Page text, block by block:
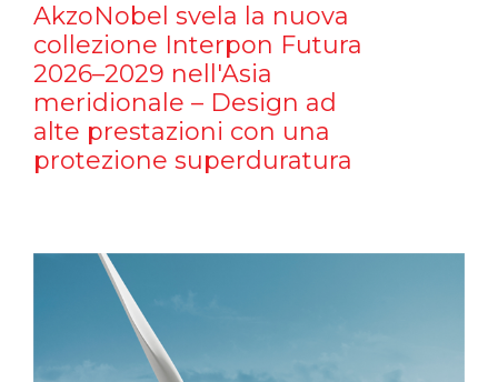
AkzoNobel svela la nuova
collezione Interpon Futura
2026–2029 nell'Asia
meridionale – Design ad
alte prestazioni con una
protezione superduratura